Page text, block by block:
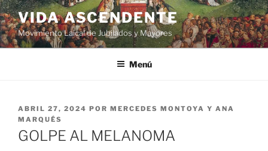
VIDA ASCENDENTE
Movimiento Laical de Jubilados y Mayores
Menú
ABRIL 27, 2024 POR MERCEDES MONTOYA Y ANA
MARQUÉS
GOLPE AL MELANOMA